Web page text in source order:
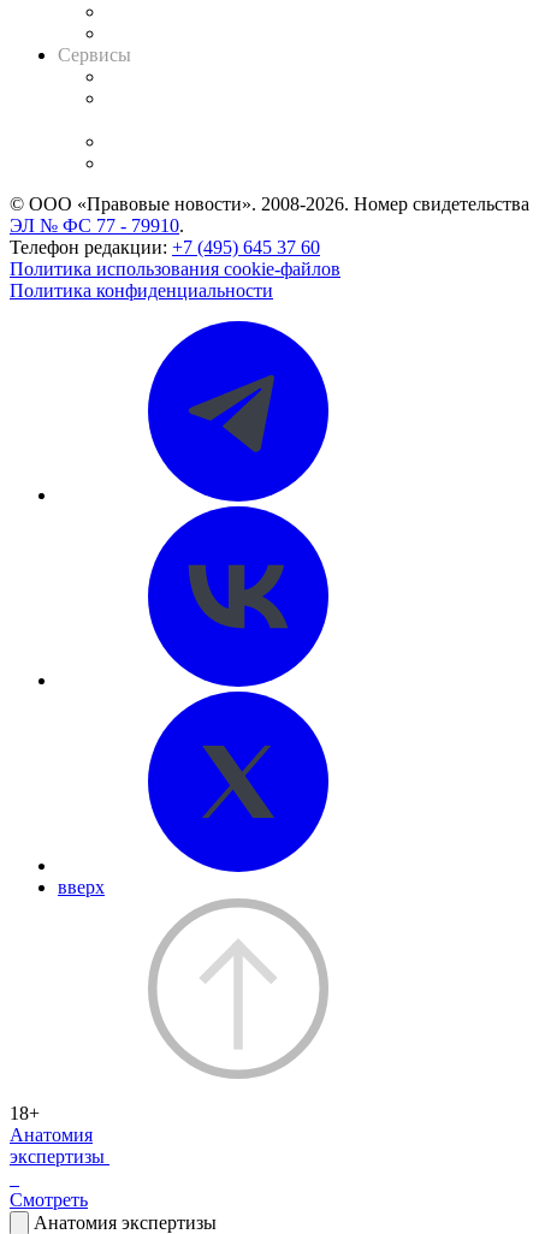
Сервисы
© ООО «Правовые новости». 2008-2026. Номер свидетельства
ЭЛ № ФС 77 - 79910.
Телефон редакции: +7 (495) 645 37 60
Политика использования cookie-файлов
Политика конфиденциальности
вверх
18+
Анатомия
экспертизы
Смотреть
Анатомия экспертизы